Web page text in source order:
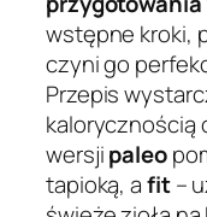
wstępne kroki,
czyni go
Przepis
kalorycznością
wersjipaleo
tapioką, afit–